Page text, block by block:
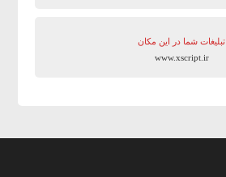
تبلیغات شما در این مکان
www.xscript.ir